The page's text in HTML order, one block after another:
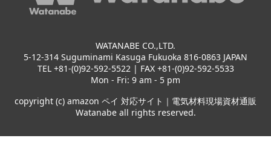
WATANABE CO.,LTD.
5-12-314 Suguminami Kasuga Fukuoka 816-0863 JAPAN
TEL +81-(0)92-592-5522 | FAX +81-(0)92-592-5533
Mon - Fri: 9 am - 5 pm
copyright (c) amazon ペイ 対応サイト｜電気材料現場資材通販
Watanabe all rights reserved.